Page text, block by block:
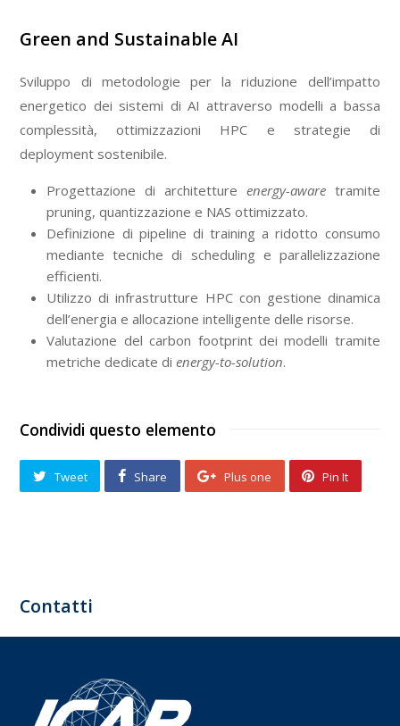
Green and Sustainable AI
Sviluppo di metodologie per la riduzione dell’impatto
energetico dei sistemi di AI attraverso modelli a bassa
complessità, ottimizzazioni HPC e strategie di
deployment sostenibile.
Progettazione di architetture energy-awaretramite
pruning, quantizzazione e NAS ottimizzato.
Definizione di pipeline di training a ridotto consumo
mediante tecniche di scheduling e parallelizzazione
efficienti.
Utilizzo di infrastrutture HPC con gestione dinamica
dell’energia e allocazione intelligente delle risorse.
Valutazione del carbon footprint dei modelli tramite
metriche dedicate dienergy-to-solution.
Condividi questo elemento
Tweet Share Plus one Pin It
Contatti